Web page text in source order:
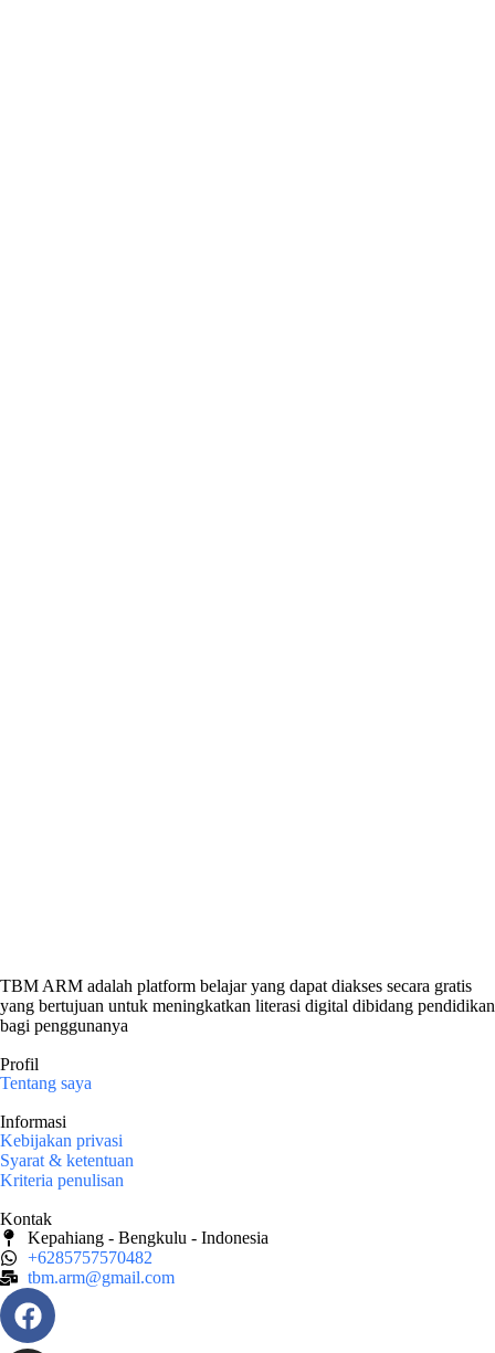
TBM ARM adalah platform belajar yang dapat diakses secara gratis
yang bertujuan untuk meningkatkan literasi digital dibidang pendidikan
bagi penggunanya
Profil
Tentang saya
Informasi
Kebijakan privasi
Syarat & ketentuan
Kriteria penulisan
Kontak
Kepahiang - Bengkulu - Indonesia
+6285757570482
tbm.arm@gmail.com